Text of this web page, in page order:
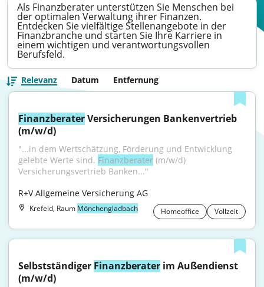
Als Finanzberater unterstützen Sie Menschen bei
der optimalen Verwaltung ihrer Finanzen.
Entdecken Sie vielfältige Stellenangebote in der
Finanzbranche und starten Sie Ihre Karriere in
einem wichtigen und verantwortungsvollen
Berufsfeld.
Relevanz Datum Entfernung
Finanzberater Versicherungen Bankenvertrieb
(m/w/d)
"...in dem Wertschätzung, Förderung und Entwicklung
gelebte Werte sind. Finanzberater (m/w/d)
Versicherungsvertrieb Banken..."
R+V Allgemeine Versicherung AG
Krefeld, Raum Mönchengladbach Homeoffice Vollzeit
Selbstständiger Finanzberater im Außendienst
(m/w/d)